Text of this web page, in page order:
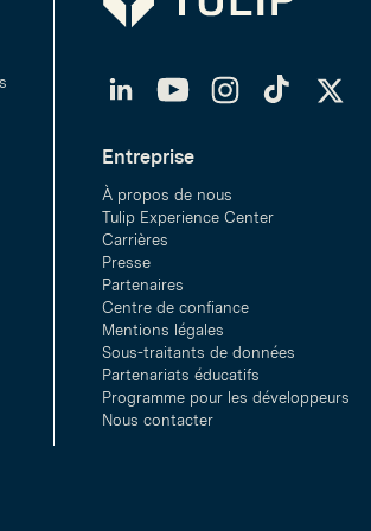
LinkedInYouTubeInstagramTikTok
Entreprise
À propos de nous
Tulip Experience Center
Carrières
Presse
Partenaires
Centre de confiance
Mentions légales
Sous-traitants de données
Partenariats éducatifs
Programme pour les développeurs
Nous contacter